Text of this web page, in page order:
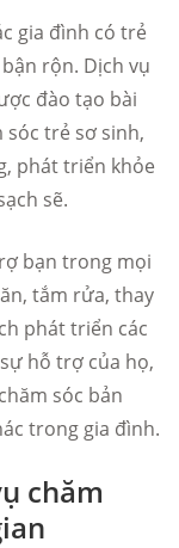
gia đình có trẻ
rộn. Dịch vụ
đào tạo bài
sóc trẻ sơ sinh,
phát triển khỏe
sẽ.
bạn trong mọi
tắm rửa, thay
phát triển các
hỗ trợ của họ,
sóc bản
trong gia đình.
chăm